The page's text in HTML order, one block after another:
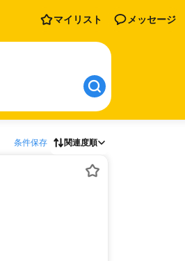
マイリスト メッセージ
条件保存 関連度順